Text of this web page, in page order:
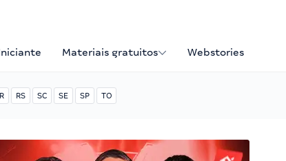
Materiais gratuitos Webstories
RS SC SE SP TO